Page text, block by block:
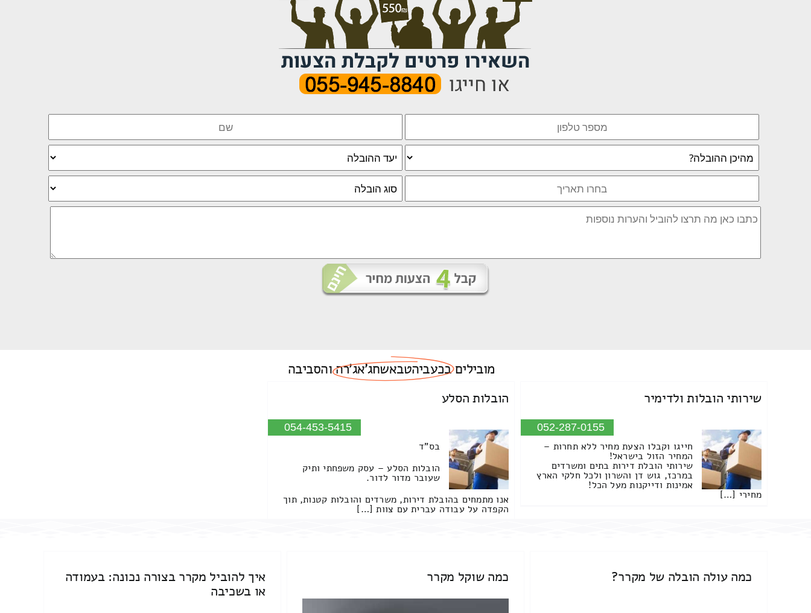
מוביליםבכעביהטבאשחג'אג'רהוהסביבה
שירותי הובלות ולדימיר
052-287-0155
חייגו וקבלו הצעת מחיר ללא תחרות –
המחיר הזול בישראל!
שירותי הובלת דירות בתים ומשרדים
במרכז, גוש דן והשרון ולכל חלקי הארץ
אמינות ודייקנות מעל הכל!
מחירי […]
הובלות הסלע
054-453-5415
בס"ד
הובלות הסלע – עסק משפחתי ותיק
שעובר מדור לדור.
אנו מתמחים בהובלת דירות, משרדים והובלות קטנות, תוך
הקפדה על עבודה עברית עם צוות […]
כמה עולה הובלה של מקרר? כמה שוקל מקרר
איך להוביל מקרר בצורה נכונה: בעמודה
או בשכיבה